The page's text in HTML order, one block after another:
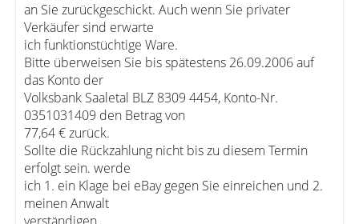
an Sie zurückgeschickt. Auch wenn Sie privater
Verkäufer sind erwarte
ich funktionstüchtige Ware.
Bitte überweisen Sie bis spätestens 26.09.2006 auf
das Konto der
Volksbank Saaletal BLZ 8309 4454, Konto-Nr.
0351031409 den Betrag von
77,64 € zurück.
Sollte die Rückzahlung nicht bis zu diesem Termin
erfolgt sein. werde
ich 1. ein Klage bei eBay gegen Sie einreichen und 2.
meinen Anwalt